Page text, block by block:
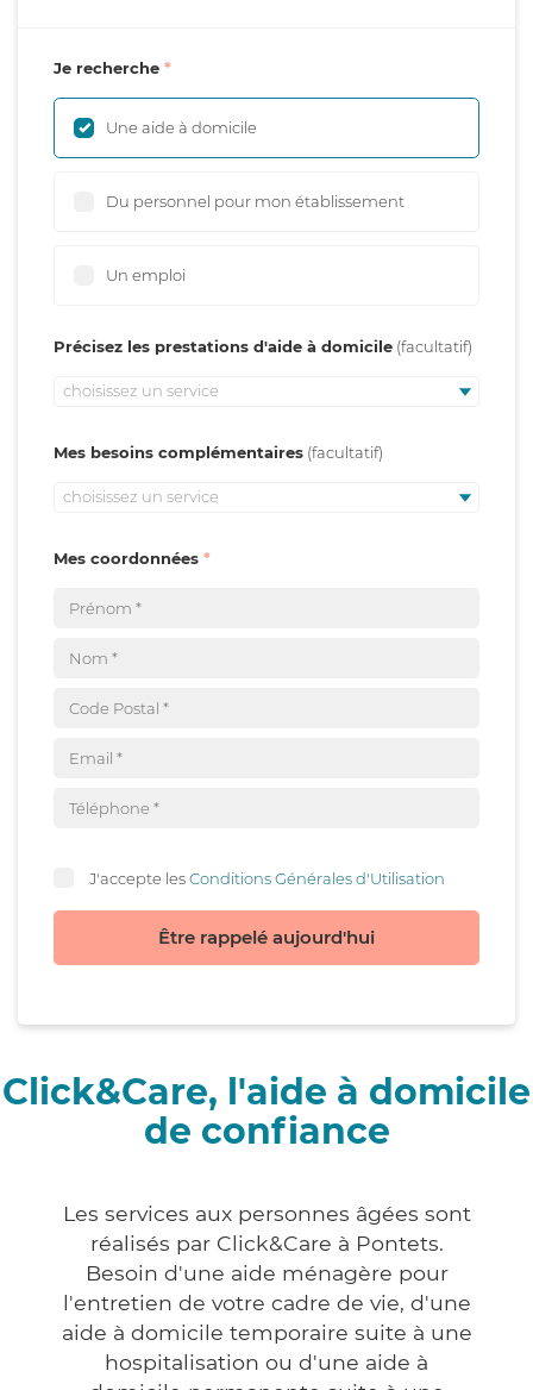
Je recherche
Une aide à domicile
Du personnel pour mon établissement
Un emploi
Précisez les prestations d'aide à domicile
choisissez un service
Mes besoins complémentaires
choisissez un service
Mes coordonnées
J'accepte lesConditions Générales d'Utilisation
Être rappelé aujourd'hui
Click&Care, l'aide à domicile
de confiance
Les services aux personnes âgées sont
réalisés par Click&Care à Pontets.
Besoin d'une aide ménagère pour
l'entretien de votre cadre de vie, d'une
aide à domicile temporaire suite à une
hospitalisation ou d'une aide à